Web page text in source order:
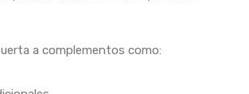
a complementos como: